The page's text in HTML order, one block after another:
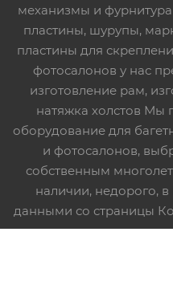
механизмы и
пластины, шурупы,
пластины для
фотосалонов у нас
изготовление рам,
натяжка холстов Мы
оборудование для
и фотосалонов,
собственным
наличии, недорого,
данными со страницы
с удовольствием